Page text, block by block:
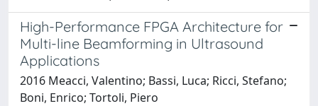
High-Performance FPGA Architecture for
Multi-line Beamforming in Ultrasound
Applications
2016 Meacci, Valentino; Bassi, Luca; Ricci, Stefano;
Boni, Enrico; Tortoli, Piero